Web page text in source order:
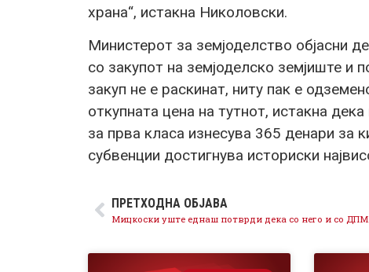
храна“, истакна Николовски.
Министерот за земјоделство објасни
со закупот на земјоделско земјиште и
закуп не е раскинат, ниту пак е
откупната цена на тутнот, истакна
за прва класа изнесува 365 денари за
субвенции достигнува историски
ПРЕТХОДНА ОБЈАВА